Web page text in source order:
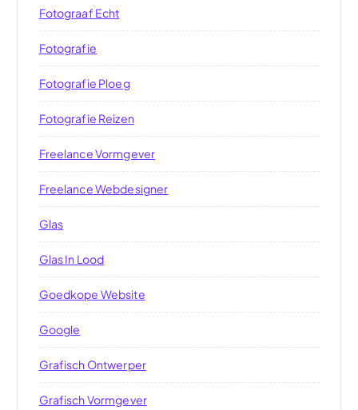
Fotograaf Echt
Fotografie
Fotografie Ploeg
Fotografie Reizen
Freelance Vormgever
Freelance Webdesigner
Glas
Glas In Lood
Goedkope Website
Google
Grafisch Ontwerper
Grafisch Vormgever